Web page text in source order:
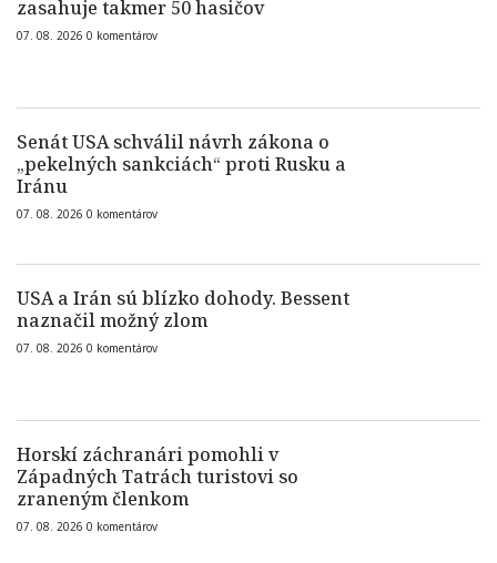
zasahuje takmer 50 hasičov
07. 08. 2026 0 komentárov
Senát USA schválil návrh zákona o
„pekelných sankciách“ proti Rusku a
Iránu
07. 08. 2026 0 komentárov
USA a Irán sú blízko dohody. Bessent
naznačil možný zlom
07. 08. 2026 0 komentárov
Horskí záchranári pomohli v
Západných Tatrách turistovi so
zraneným členkom
07. 08. 2026 0 komentárov